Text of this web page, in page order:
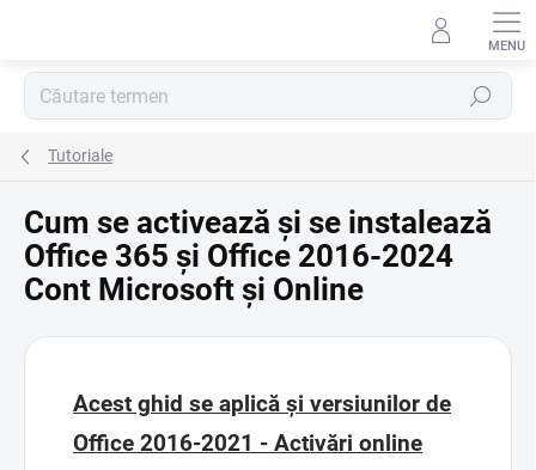
Căutare
Tutoriale
Cum se activează și se instalează
Office 365 și Office 2016-2024
Cont Microsoft și Online
Acest ghid se aplică și versiunilor de
Office 2016-2021 - Activări online